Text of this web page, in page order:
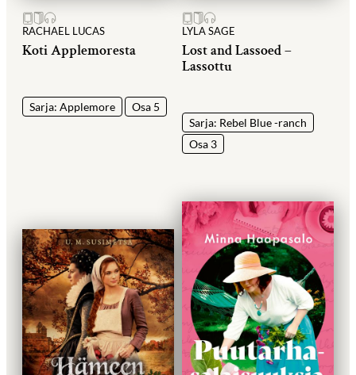
RACHAEL LUCAS
Koti Applemoresta
Sarja: Applemore Osa 5
LYLA SAGE
Lost and Lassoed –
Lassottu
Sarja: Rebel Blue -ranch
Osa 3